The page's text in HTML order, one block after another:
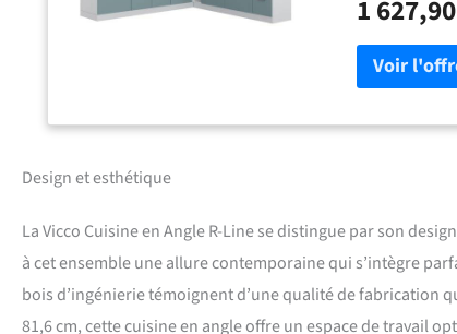
en hauteur
46 cm. Niche
MATÉRIAU :
de 28 mm.
1
Design et esthétique
La Vicco Cuisine en Angle R-Line se distingue par son
à cet ensemble une allure contemporaine qui s’intègre
bois d’ingénierie témoignent d’une qualité de fabrication
81,6 cm, cette cuisine en angle offre un espace de travail